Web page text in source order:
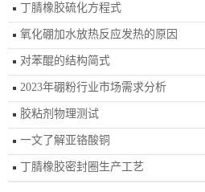
丁腈橡胶硫化方程式
氧化硼加水放热反应发热的原因
对苯醌的结构简式
2023年硼粉行业市场需求分析
胶粘剂物理测试
一文了解亚铬酸铜
丁腈橡胶密封圈生产工艺